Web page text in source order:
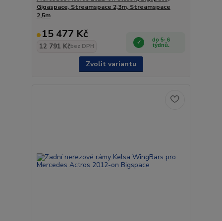
Gigaspace, Streamspace 2,3m, Streamspace
2,5m
15 477 Kč
12 791 Kčbez DPH
do 5- 6
týdnů.
Zvolit variantu